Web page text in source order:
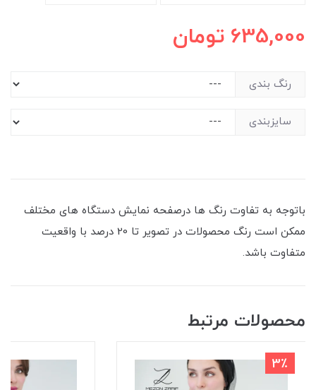
635,000 تومان
رنگ بندی
سایزبندی
باتوجه به تفاوت رنگ ها درصفحه نمایش دستگاه های مختلف
ممکن است رنگ محصولات در تصویر تا 20 درصد با واقعیت
متفاوت باشد.
محصولات مرتبط
3٪